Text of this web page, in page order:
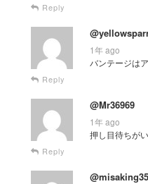
Reply
1年 ago
バンテージは
Reply
@Mr36969
1年 ago
押し目待ちが
Reply
@misaking35